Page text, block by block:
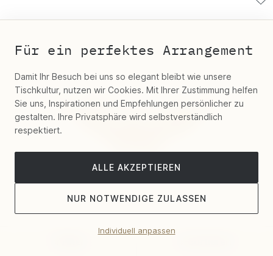
Für ein perfektes Arrangement
Damit Ihr Besuch bei uns so elegant bleibt wie unsere
Tischkultur, nutzen wir Cookies. Mit Ihrer Zustimmung helfen
Sie uns, Inspirationen und Empfehlungen persönlicher zu
gestalten. Ihre Privatsphäre wird selbstverständlich
respektiert.
ALLE AKZEPTIEREN
NUR NOTWENDIGE ZULASSEN
Individuell anpassen